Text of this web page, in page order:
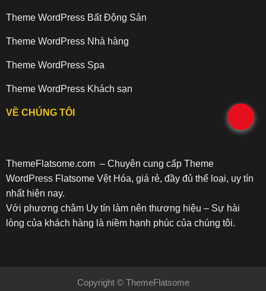
Theme WordPress Bất Động Sản
Theme WordPress Nhà hàng
Theme WordPress Spa
Theme WordPress Khách sạn
VỀ CHÚNG TÔI
ThemeFlatsome.com– Chuyên cung cấp Theme
WordPress Flatsome Vệt Hóa, giá rẻ, đầy đủ thể loại, uy tín
nhất hiện nay.
Với phương châm Uy tín làm nên thương hiệu – Sự hài
lòng của khách hàng là niềm hạnh phúc của chúng tôi.
Copyright © ThemeFlatsome